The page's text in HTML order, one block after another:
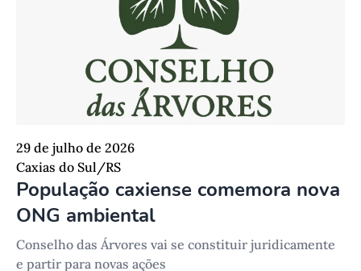
29 de julho de 2026
Caxias do Sul/RS
População caxiense comemora nova
ONG ambiental
Conselho das Árvores vai se constituir juridicamente
e partir para novas ações